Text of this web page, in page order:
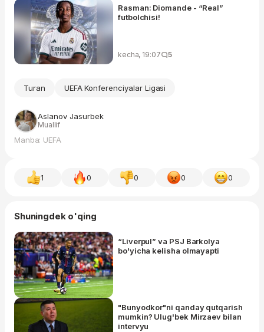
Rasman: Diomande - “Real”
futbolchisi!
kecha, 19:07 5
Turan UEFA Konferenciyalar Ligasi
Aslanov Jasurbek
Muallif
Manba: UEFA
1 0 0 0 0
Shuningdek o'qing
“Liverpul” va PSJ Barkolya
bo'yicha kelisha olmayapti
"Bunyodkor"ni qanday qutqarish
mumkin? Ulug'bek Mirzaev bilan
intervyu